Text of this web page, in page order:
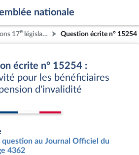
nationale
17e législature Question écrite n° 15254
écrite n° 15254 :
pour les bénéficiaires
d'invalidité
au Journal Officiel du
4362